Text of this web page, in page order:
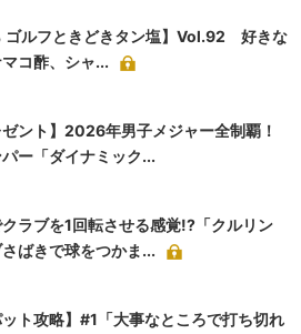
ゴルフときどきタン塩】Vol.92 好きな
コ酢、シャ...
ゼント】2026年男子メジャー全制覇！
パー「ダイナミック...
ラブを1回転させる感覚!?「クルリン
ばきで球をつかま...
ット攻略】#1「大事なところで打ち切れ